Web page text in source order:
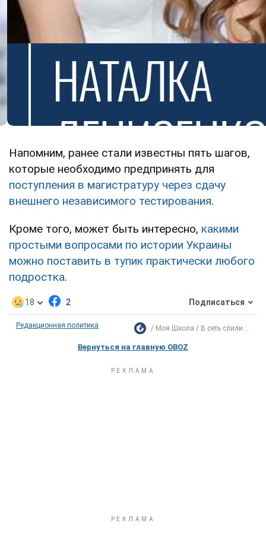
Напомним, ранее стали известны пять шагов,
которые необходимо предпринять для
поступления в магистратуру через сдачу
внешнего независимого тестирования.
Кроме того, может быть интересно, какими
простыми вопросами по истории Украины
можно поставить в тупик практически любого
подростка.
18 2 Подписаться
Редакционная политика Моя Школа В сеть слили...
Вернуться на главную OBOZ